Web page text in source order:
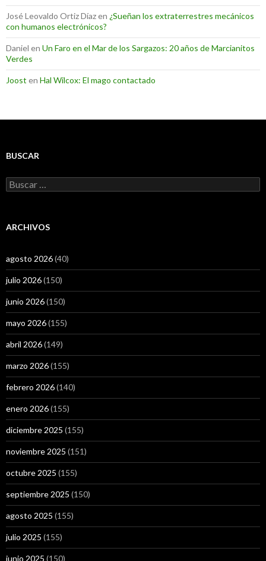
José Leovaldo Ortiz Díazen ¿Sueñan los extraterrestres mecánicos
con humanos electrónicos?
Daniel en Un Faro en el Mar de los Sargazos: 20 años de Marcianitos
Verdes
Joost en Hal Wilcox: El mago contactado
BUSCAR
Buscar:
ARCHIVOS
agosto 2026(40)
julio 2026(150)
junio 2026(150)
mayo 2026(155)
abril 2026(149)
marzo 2026(155)
febrero 2026(140)
enero 2026(155)
diciembre 2025 (155)
noviembre 2025 (151)
octubre 2025 (155)
septiembre 2025 (150)
agosto 2025 (155)
julio 2025 (155)
junio 2025 (150)